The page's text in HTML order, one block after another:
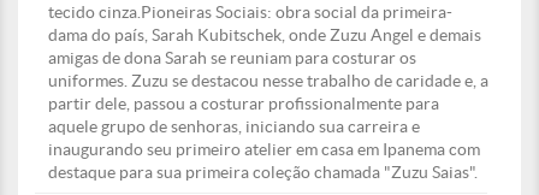
tecido cinza.Pioneiras Sociais: obra social da primeira-
dama do país, Sarah Kubitschek, onde Zuzu Angel e demais
amigas de dona Sarah se reuniam para costurar os
uniformes. Zuzu se destacou nesse trabalho de caridade e, a
partir dele, passou a costurar profissionalmente para
aquele grupo de senhoras, iniciando sua carreira e
inaugurando seu primeiro atelier em casa em Ipanema com
destaque para sua primeira coleção chamada "Zuzu Saias".